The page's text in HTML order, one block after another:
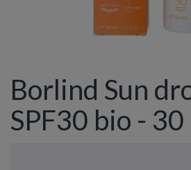
Borlind Sun
SPF30 bio -